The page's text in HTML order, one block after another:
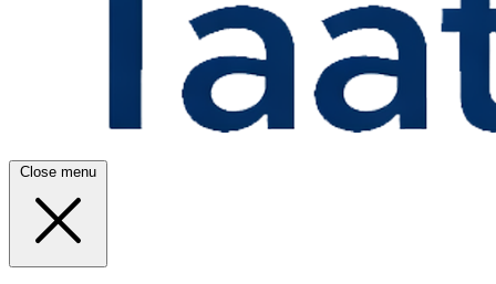
Close menu